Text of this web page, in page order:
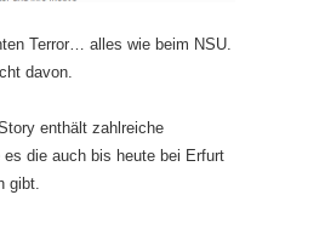
Terror… alles wie beim NSU.
davon.
enthält zahlreiche
es die auch bis heute bei Erfurt
gibt.